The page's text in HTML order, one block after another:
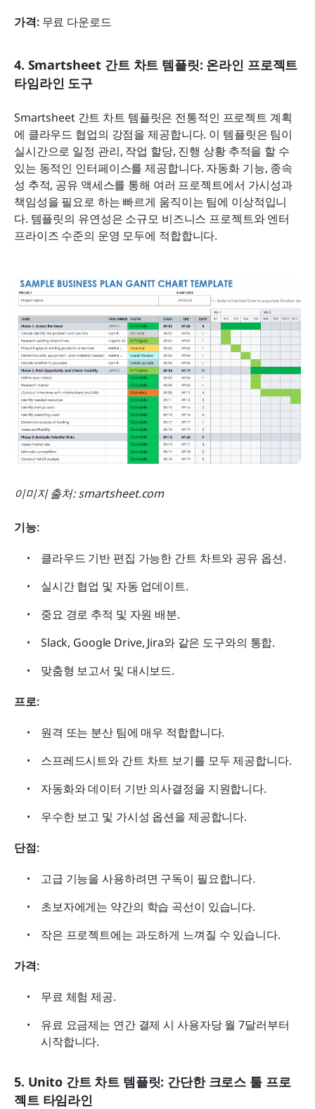
가격: 무료 다운로드
4. Smartsheet 간트 차트 템플릿: 온라인 프로젝트
타임라인 도구
Smartsheet 간트 차트 템플릿은 전통적인 프로젝트 계획
에 클라우드 협업의 강점을 제공합니다. 이 템플릿은 팀이
실시간으로 일정 관리, 작업 할당, 진행 상황 추적을 할 수
있는 동적인 인터페이스를 제공합니다. 자동화 기능, 종속
성 추적, 공유 액세스를 통해 여러 프로젝트에서 가시성과
책임성을 필요로 하는 빠르게 움직이는 팀에 이상적입니
다. 템플릿의 유연성은 소규모 비즈니스 프로젝트와 엔터
프라이즈 수준의 운영 모두에 적합합니다.
이미지 출처: smartsheet.com
기능:
클라우드 기반 편집 가능한 간트 차트와 공유 옵션.
실시간 협업 및 자동 업데이트.
중요 경로 추적 및 자원 배분.
Slack, Google Drive, Jira와 같은 도구와의 통합.
맞춤형 보고서 및 대시보드.
프로:
원격 또는 분산 팀에 매우 적합합니다.
스프레드시트와 간트 차트 보기를 모두 제공합니다.
자동화와 데이터 기반 의사결정을 지원합니다.
우수한 보고 및 가시성 옵션을 제공합니다.
단점:
고급 기능을 사용하려면 구독이 필요합니다.
초보자에게는 약간의 학습 곡선이 있습니다.
작은 프로젝트에는 과도하게 느껴질 수 있습니다.
가격:
무료 체험 제공.
유료 요금제는 연간 결제 시 사용자당 월 7달러부터
시작합니다.
5. Unito 간트 차트 템플릿: 간단한 크로스 툴 프로
젝트 타임라인